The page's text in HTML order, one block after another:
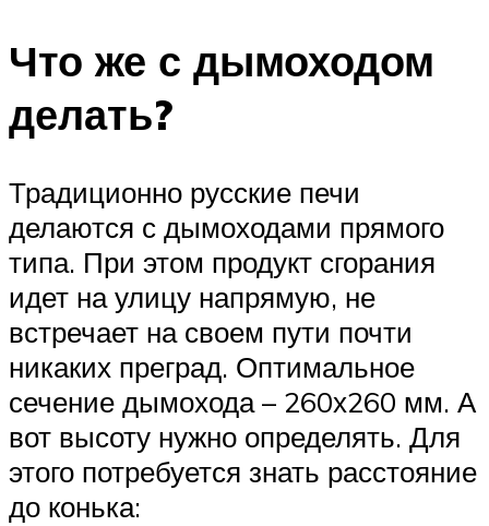
Что же с дымоходом
делать?
Традиционно русские печи
делаются с дымоходами прямого
типа. При этом продукт сгорания
идет на улицу напрямую, не
встречает на своем пути почти
никаких преград. Оптимальное
сечение дымохода – 260х260 мм. А
вот высоту нужно определять. Для
этого потребуется знать расстояние
до конька: